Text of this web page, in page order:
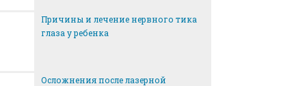
Причины и лечение нервного тика
глаза у ребенка
Осложнения после лазерной